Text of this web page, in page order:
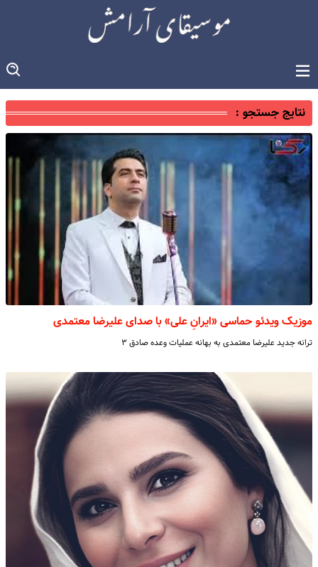
نتایج جستجو :
موزیک ویدئو حماسی «ایرانِ علی» با صدای علیرضا معتمدی
ترانه جدید علیرضا معتمدی به بهانه عملیات وعده صادق ۳